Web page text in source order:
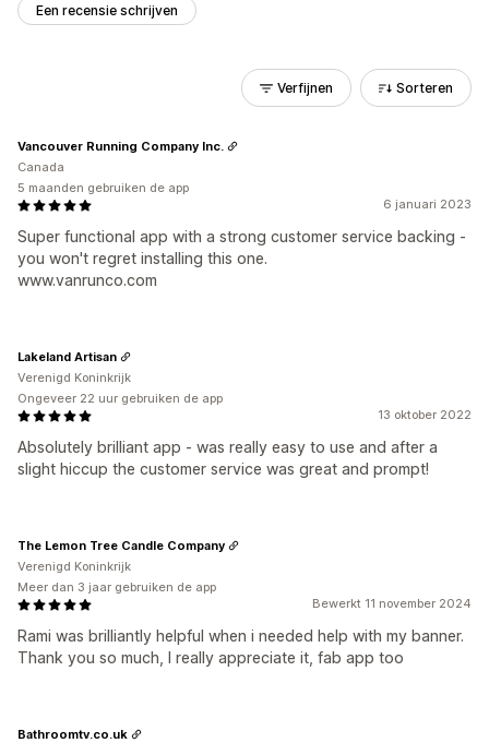
Een recensie schrijven
Verfijnen Sorteren
6 januari 2023
Super functional app with a strong customer service backing -
you won't regret installing this one.
www.vanrunco.com
Vancouver Running Company Inc.
Canada
5 maanden gebruiken de app
13 oktober 2022
Absolutely brilliant app - was really easy to use and after a
slight hiccup the customer service was great and prompt!
Lakeland Artisan
Verenigd Koninkrijk
Ongeveer 22 uur gebruiken de app
Bewerkt 11 november 2024
Rami was brilliantly helpful when i needed help with my banner.
Thank you so much, I really appreciate it, fab app too
The Lemon Tree Candle Company
Verenigd Koninkrijk
Meer dan 3 jaar gebruiken de app
Bathroomtv.co.uk